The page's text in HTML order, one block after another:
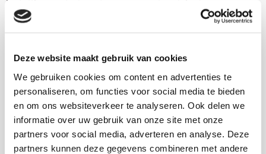
Deze website maakt gebruik van cookies
We gebruiken cookies om content en advertenties te
personaliseren, om functies voor social media te bieden
en om ons websiteverkeer te analyseren. Ook delen we
informatie over uw gebruik van onze site met onze
partners voor social media, adverteren en analyse. Deze
partners kunnen deze gegevens combineren met andere
instellingen sterker sturen op maatwerk in de zorg voor
jeugd.
diversiteitsbeleid pp. 124-125
Download deze publicatie